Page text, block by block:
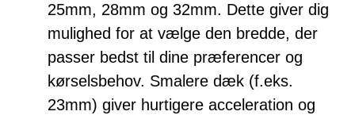
25mm, 28mm og 32mm. Dette giver dig
mulighed for at vælge den bredde, der
passer bedst til dine præferencer og
kørselsbehov. Smalere dæk (f.eks.
23mm) giver hurtigere acceleration og